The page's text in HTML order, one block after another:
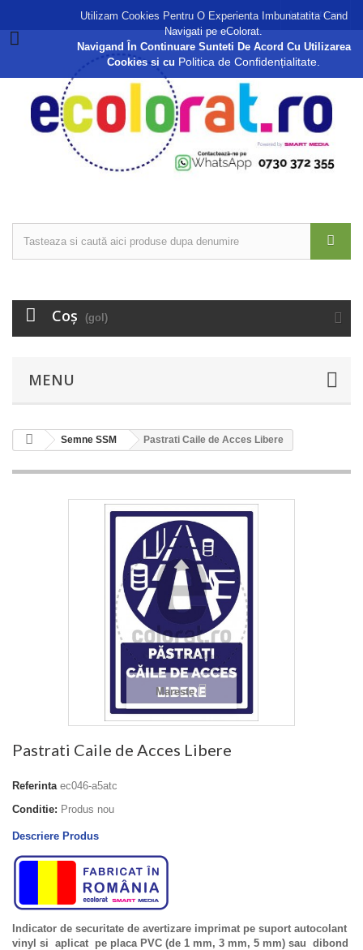
Autentificare
Coş (gol)
MENU
Semne SSM Pastrati Caile de Acces Libere
Mareste
Pastrati Caile de Acces Libere
Referinta ec046-a5atc
Conditie: Produs nou
Descriere Produs
Indicator de securitate de avertizare imprimat pe suport autocolant
vinyl si aplicat pe placa PVC (de 1 mm, 3 mm, 5 mm) sau dibond
Utilizam Cookies Pentru O Experienta Imbunatatita Cand
Navigati pe eColorat.
Navigand În Continuare Sunteti De Acord Cu Utilizarea
Cookies si cu Politica de Confidențialitate.